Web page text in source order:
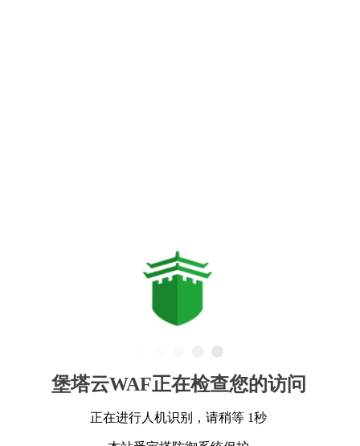
堡塔云WAF正在检查您的访问
正在进行人机识别，请稍等 1秒